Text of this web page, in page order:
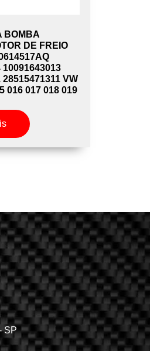
BOMBA
DE FREIO
10091643013
28515471311 VW
016 017 018 019
SP